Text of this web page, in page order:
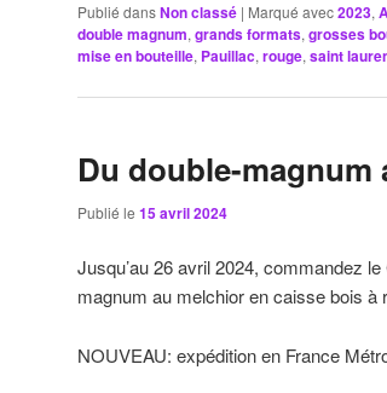
Publié dansNon classé | Marqué avec2023,
double magnum,grands formats,grosses
mise en bouteille, Pauillac,rouge,saint
Du double-magnum
Publié le 15 avril 2024
Jusqu’au 26 avril 2024, commandez
magnum au melchior en caisse bois à
NOUVEAU: expédition en France